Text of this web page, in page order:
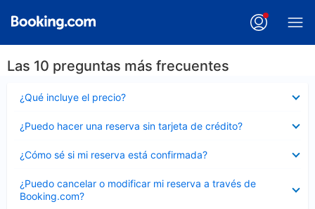
Las 10 preguntas más frecuentes
¿Qué incluye el precio?
cerrado
¿Puedo hacer una reserva sin tarjeta de crédito?
cerrado
¿Cómo sé si mi reserva está confirmada?
cerrado
¿Puedo cancelar o modificar mi reserva a través de
Booking.com?
cerrado